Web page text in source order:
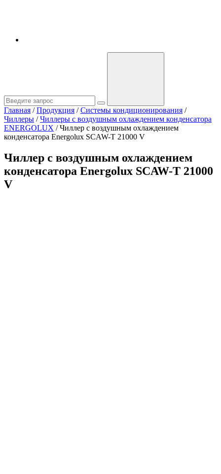
Главная / Продукция / Системы кондиционирования /
Чиллеры / Чиллеры с воздушным охлаждением конденсатора
ENERGOLUX /Чиллер с воздушным охлаждением
конденсатора Energolux SCAW-T 21000 V
Чиллер с воздушным охлаждением
конденсатора Energolux SCAW-T 21000
V